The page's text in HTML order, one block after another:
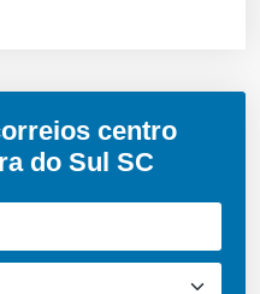
centro
do Sul SC